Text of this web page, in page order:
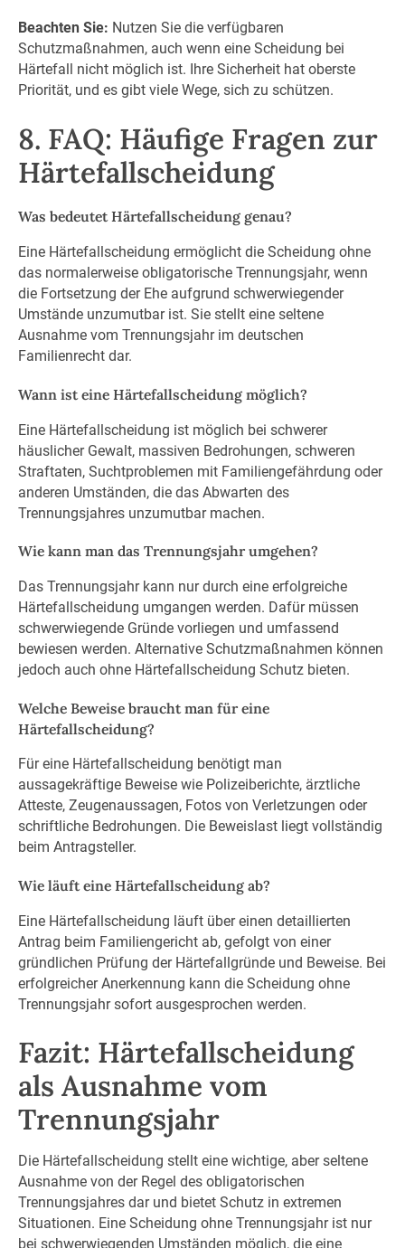
Beachten Sie: Nutzen Sie die verfügbaren
Schutzmaßnahmen, auch wenn eine Scheidung bei
Härtefall nicht möglich ist. Ihre Sicherheit hat oberste
Priorität, und es gibt viele Wege, sich zu schützen.
8. FAQ: Häufige Fragen zur
Härtefallscheidung
Was bedeutet Härtefallscheidung genau?
Eine Härtefallscheidung ermöglicht die Scheidung ohne
das normalerweise obligatorische Trennungsjahr, wenn
die Fortsetzung der Ehe aufgrund schwerwiegender
Umstände unzumutbar ist. Sie stellt eine seltene
Ausnahme vom Trennungsjahr im deutschen
Familienrecht dar.
Wann ist eine Härtefallscheidung möglich?
Eine Härtefallscheidung ist möglich bei schwerer
häuslicher Gewalt, massiven Bedrohungen, schweren
Straftaten, Suchtproblemen mit Familiengefährdung oder
anderen Umständen, die das Abwarten des
Trennungsjahres unzumutbar machen.
Wie kann man das Trennungsjahr umgehen?
Das Trennungsjahr kann nur durch eine erfolgreiche
Härtefallscheidung umgangen werden. Dafür müssen
schwerwiegende Gründe vorliegen und umfassend
bewiesen werden. Alternative Schutzmaßnahmen können
jedoch auch ohne Härtefallscheidung Schutz bieten.
Welche Beweise braucht man für eine
Härtefallscheidung?
Für eine Härtefallscheidung benötigt man
aussagekräftige Beweise wie Polizeiberichte, ärztliche
Atteste, Zeugenaussagen, Fotos von Verletzungen oder
schriftliche Bedrohungen. Die Beweislast liegt vollständig
beim Antragsteller.
Wie läuft eine Härtefallscheidung ab?
Eine Härtefallscheidung läuft über einen detaillierten
Antrag beim Familiengericht ab, gefolgt von einer
gründlichen Prüfung der Härtefallgründe und Beweise. Bei
erfolgreicher Anerkennung kann die Scheidung ohne
Trennungsjahr sofort ausgesprochen werden.
Fazit: Härtefallscheidung
als Ausnahme vom
Trennungsjahr
Die Härtefallscheidung stellt eine wichtige, aber seltene
Ausnahme von der Regel des obligatorischen
Trennungsjahres dar und bietet Schutz in extremen
Situationen. Eine Scheidung ohne Trennungsjahr ist nur
bei schwerwiegenden Umständen möglich, die eine